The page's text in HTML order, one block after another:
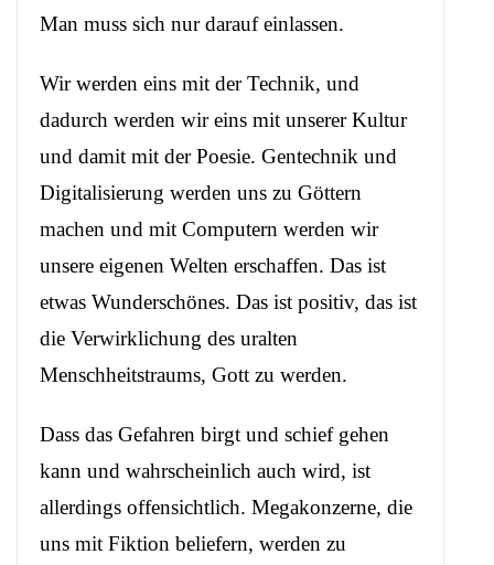
Man muss sich nur darauf einlassen.
Wir werden eins mit der Technik, und
dadurch werden wir eins mit unserer Kultur
und damit mit der Poesie. Gentechnik und
Digitalisierung werden uns zu Göttern
machen und mit Computern werden wir
unsere eigenen Welten erschaffen. Das ist
etwas Wunderschönes. Das ist positiv, das ist
die Verwirklichung des uralten
Menschheitstraums, Gott zu werden.
Dass das Gefahren birgt und schief gehen
kann und wahrscheinlich auch wird, ist
allerdings offensichtlich. Megakonzerne, die
uns mit Fiktion beliefern, werden zu